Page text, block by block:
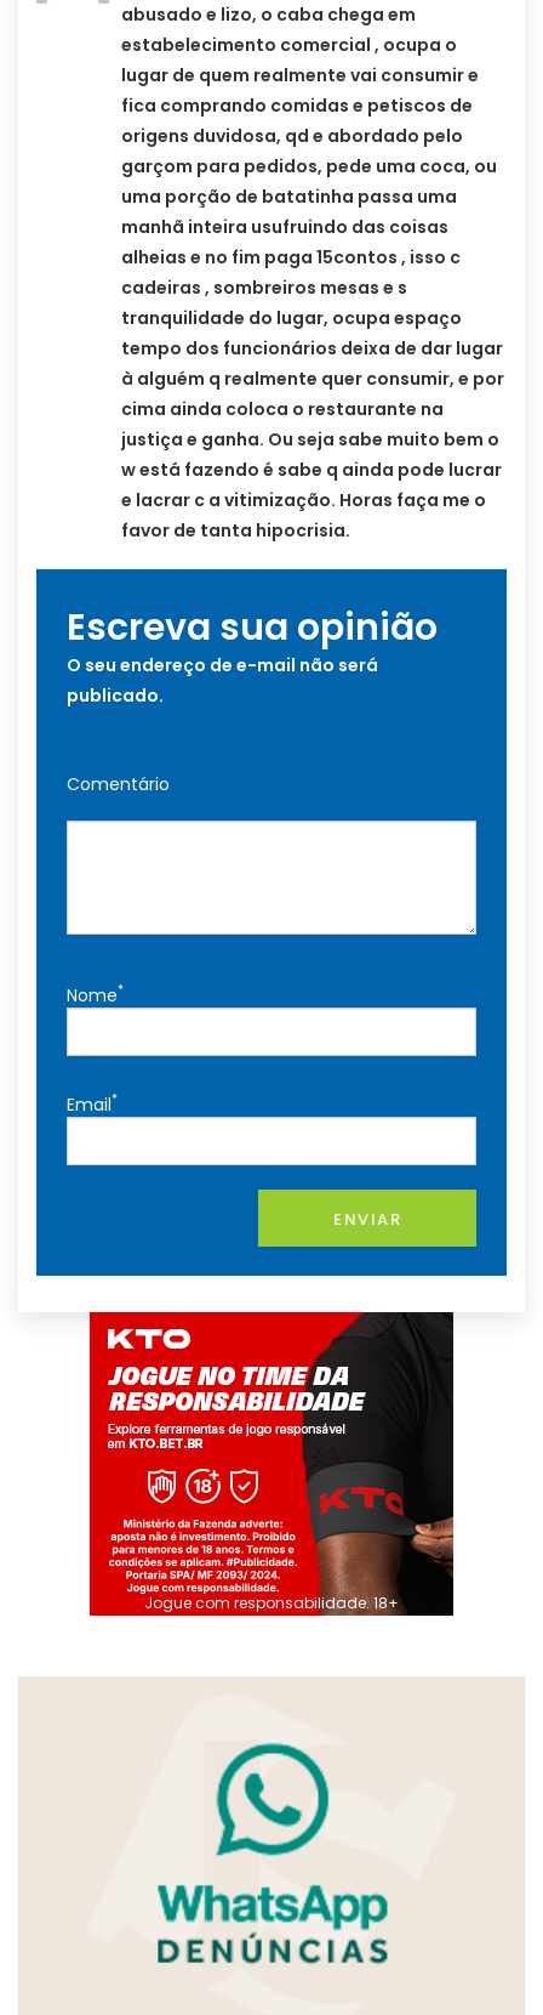
abusado e lizo, o caba chega em
estabelecimento comercial , ocupa o
lugar de quem realmente vai consumir e
fica comprando comidas e petiscos de
origens duvidosa, qd e abordado pelo
garçom para pedidos, pede uma coca, ou
uma porção de batatinha passa uma
manhã inteira usufruindo das coisas
alheias e no fim paga 15contos , isso c
cadeiras , sombreiros mesas e s
tranquilidade do lugar, ocupa espaço
tempo dos funcionários deixa de dar lugar
à alguém q realmente quer consumir, e por
cima ainda coloca o restaurante na
justiça e ganha. Ou seja sabe muito bem o
w está fazendo é sabe q ainda pode lucrar
e lacrar c a vitimização. Horas faça me o
favor de tanta hipocrisia.
Escreva sua opinião
O seu endereço de e-mail não será
publicado.
Comentário
Nome*
Email*
ENVIAR
Jogue com responsabilidade. 18+